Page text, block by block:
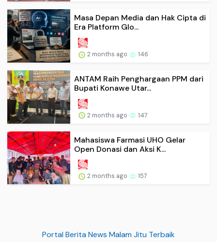
Masa Depan Media dan Hak Cipta di
Era Platform Glo...
2 months ago 146
ANTAM Raih Penghargaan PPM dari
Bupati Konawe Utar...
2 months ago 147
Mahasiswa Farmasi UHO Gelar
Open Donasi dan Aksi K...
2 months ago 157
Portal Berita News Malam Jitu Terbaik